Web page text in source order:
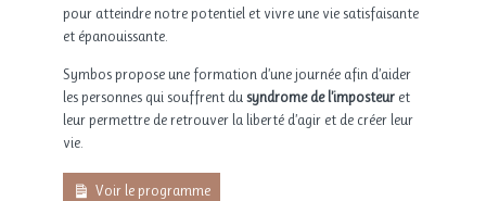
pour atteindre notre potentiel et vivre une vie satisfaisante
et épanouissante.
Symbos propose une formation d’une journée afin d’aider
les personnes qui souffrent du syndrome de l’imposteur et
leur permettre de retrouver la liberté d’agir et de créer leur
vie.
Voir le programme